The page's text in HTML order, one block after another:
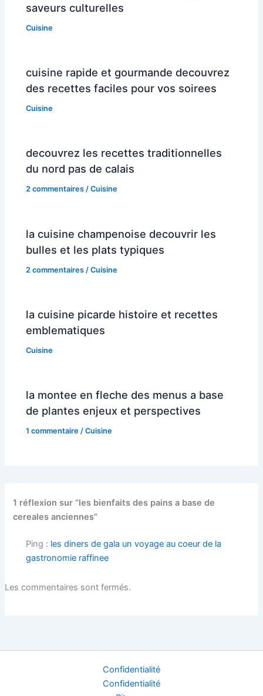
saveurs culturelles
Cuisine
cuisine rapide et gourmande decouvrez
des recettes faciles pour vos soirees
Cuisine
decouvrez les recettes traditionnelles
du nord pas de calais
2 commentaires /Cuisine
la cuisine champenoise decouvrir les
bulles et les plats typiques
2 commentaires /Cuisine
la cuisine picarde histoire et recettes
emblematiques
Cuisine
la montee en fleche des menus a base
de plantes enjeux et perspectives
1 commentaire /Cuisine
1 réflexion sur “les bienfaits des pains a base de
cereales anciennes”
Ping : les diners de gala un voyage au coeur de la
gastronomie raffinee
Les commentaires sont fermés.
Confidentialité
Confidentialité